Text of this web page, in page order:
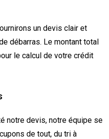
un devis clair et
débarras. Le montant total
le calcul de votre crédit
notre devis, notre équipe se
de tout, du tri à